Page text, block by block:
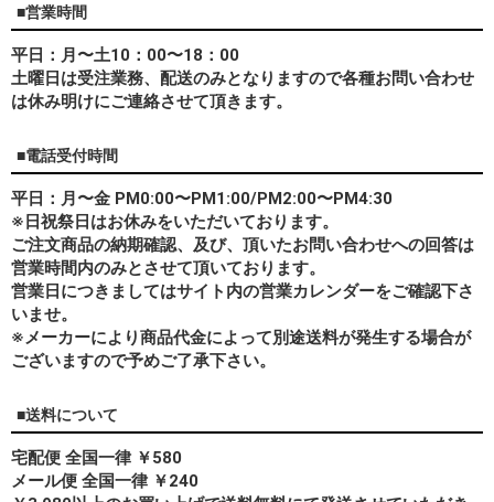
■営業時間
平日：月〜土10：00〜18：00
土曜日は受注業務、配送のみとなりますので各種お問い合わせ
は休み明けにご連絡させて頂きます。
■電話受付時間
平日：月〜金 PM0:00〜PM1:00/PM2:00〜PM4:30
※日祝祭日はお休みをいただいております。
ご注文商品の納期確認、及び、頂いたお問い合わせへの回答は
営業時間内のみとさせて頂いております。
営業日につきましてはサイト内の営業カレンダーをご確認下さ
いませ。
※メーカーにより商品代金によって別途送料が発生する場合が
ございますので予めご了承下さい。
■送料について
宅配便 全国一律 ￥580
メール便 全国一律 ￥240